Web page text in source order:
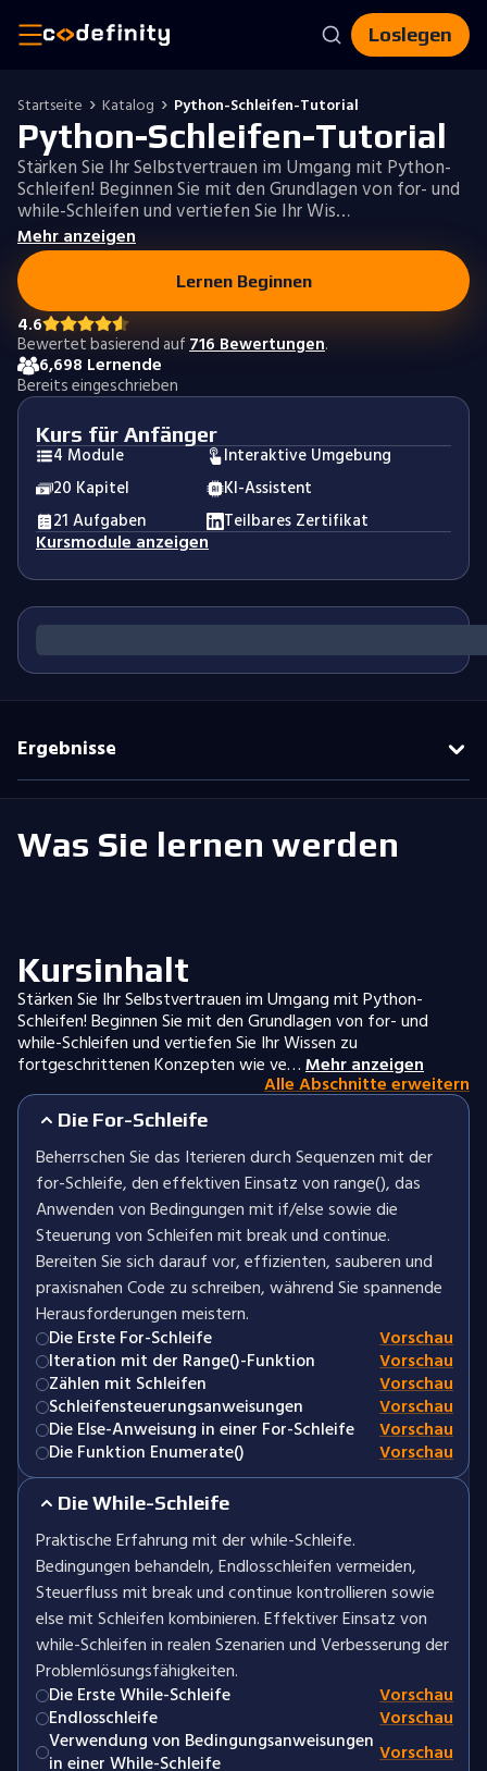
Loslegen
Startseite Katalog Python-Schleifen-Tutorial
Python-Schleifen-Tutorial
Stärken Sie Ihr Selbstvertrauen im Umgang mit Python-
Schleifen! Beginnen Sie mit den Grundlagen von for- und
while-Schleifen und vertiefen Sie Ihr Wis…
Mehr anzeigen
Lernen Beginnen
4.6
Bewertet basierend auf716 Bewertungen.
6,698 Lernende
Bereits eingeschrieben
Kurs für Anfänger
4 Module
Interaktive Umgebung
20 Kapitel
KI-Assistent
21 Aufgaben
Teilbares Zertifikat
Kursmodule anzeigen
Ergebnisse
Was Sie lernen werden
Kursinhalt
Stärken Sie Ihr Selbstvertrauen im Umgang mit Python-
Schleifen! Beginnen Sie mit den Grundlagen von for- und
while-Schleifen und vertiefen Sie Ihr Wissen zu
fortgeschrittenen Konzepten wie ve…Mehr anzeigen
Alle Abschnitte erweitern
Die For-Schleife
Beherrschen Sie das Iterieren durch Sequenzen mit der
for-Schleife, den effektiven Einsatz von range(), das
Anwenden von Bedingungen mit if/else sowie die
Steuerung von Schleifen mit break und continue.
Bereiten Sie sich darauf vor, effizienten, sauberen und
praxisnahen Code zu schreiben, während Sie spannende
Herausforderungen meistern.
Die Erste For-Schleife
Vorschau
Iteration mit der Range()-Funktion
Vorschau
Zählen mit Schleifen
Vorschau
Schleifensteuerungsanweisungen
Vorschau
Die Else-Anweisung in einer For-Schleife
Vorschau
Die Funktion Enumerate()
Vorschau
Die While-Schleife
Praktische Erfahrung mit der while-Schleife.
Bedingungen behandeln, Endlosschleifen vermeiden,
Steuerfluss mit break und continue kontrollieren sowie
else mit Schleifen kombinieren. Effektiver Einsatz von
while-Schleifen in realen Szenarien und Verbesserung der
Problemlösungsfähigkeiten.
Die Erste While-Schleife
Vorschau
Endlosschleife
Vorschau
Verwendung von Bedingungsanweisungen
in einer While-Schleife
Vorschau